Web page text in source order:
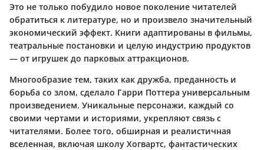
Это не только побудило новое поколение читателей
обратиться к литературе, но и произвело значительный
экономический эффект. Книги адаптированы в фильмы,
театральные постановки и целую индустрию продуктов
— от игрушек до парковых аттракционов.
Многообразие тем, таких как дружба, преданность и
борьба со злом, сделало Гарри Поттера универсальным
произведением. Уникальные персонажи, каждый со
своими чертами и историями, укрепляют связь с
читателями. Более того, обширная и реалистичная
вселенная, включая школу Хогвартс, фантастических